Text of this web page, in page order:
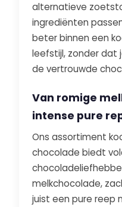
alternatieve
ingrediënten
beter binnen een
leefstijl, zonder dat
de vertrouwde
Van romige
intense pure
Ons assortiment
chocolade biedt
melkchocolade,
juist een pure reep